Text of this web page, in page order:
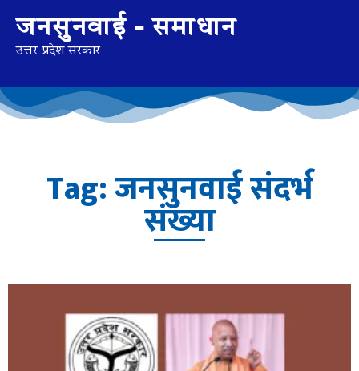
जनसुनवाई - समाधान
उत्तर प्रदेश सरकार
Tag: जनसुनवाई संदर्भ
संख्या